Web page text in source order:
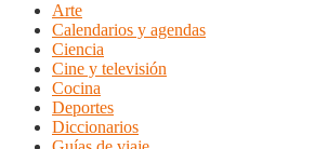
Arte
Calendarios y agendas
Ciencia
Cine y televisión
Cocina
Deportes
Diccionarios